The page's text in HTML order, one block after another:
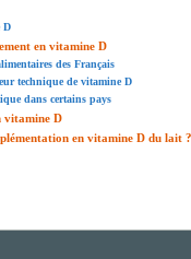
D
en vitamine D
des Français
technique de vitamine D
dans certains pays
vitamine D
en vitamine D du lait ?